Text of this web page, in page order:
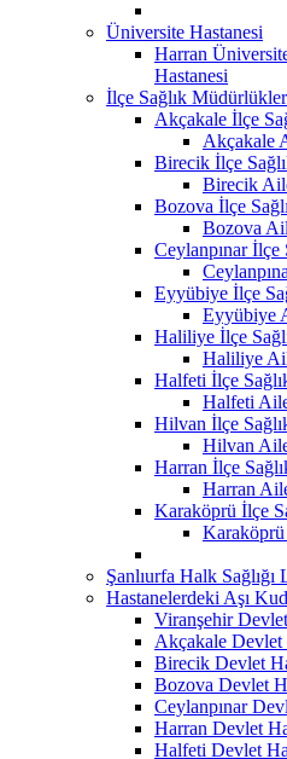
Üniversite Hastanesi
Harran
Hastanesi
İlçe Sağlık
Akçakale İlçe
Akçakale
Birecik İlçe
Birecik
Bozova İlçe
Bozova
Ceylanpınar
Eyyübiye İlçe
Eyyübiye
Haliliye İlçe
Haliliye
Halfeti İlçe
Halfeti
Hilvan İlçe
Hilvan
Harran İlçe
Harran
Karaköprü İlçe
Karaköprü
Şanlıurfa Halk Sağlığı
Hastanelerdeki Aşı
Viranşehir
Akçakale Devlet
Birecik Devlet
Bozova Devlet
Ceylanpınar
Harran Devlet
Halfeti Devlet